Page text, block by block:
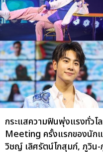
กระแสความฟินพุ่งแรงทั่ว
Meeting ครั้งแรกของนัก
วิชญ์ เลิศรัตน์โกสุมภ์, ภูวิน